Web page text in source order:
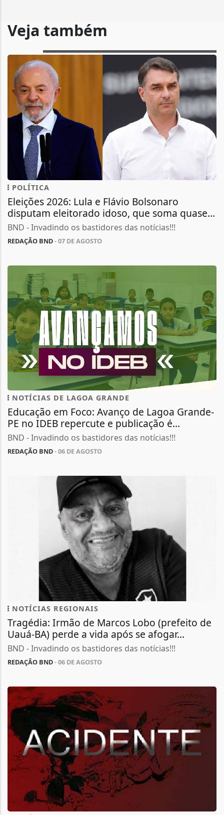
Veja também
POLÍTICA
Eleições 2026: Lula e Flávio Bolsonaro
disputam eleitorado idoso, que soma quase...
BND - Invadindo os bastidores das notícias!!!
REDAÇÃO BND- 07 DE AGOSTO
NOTÍCIAS DE LAGOA GRANDE
Educação em Foco: Avanço de Lagoa Grande-
PE no IDEB repercute e publicação é...
BND - Invadindo os bastidores das notícias!!!
REDAÇÃO BND- 06 DE AGOSTO
NOTÍCIAS REGIONAIS
Tragédia: Irmão de Marcos Lobo (prefeito de
Uauá-BA) perde a vida após se afogar...
BND - Invadindo os bastidores das notícias!!!
REDAÇÃO BND- 06 DE AGOSTO